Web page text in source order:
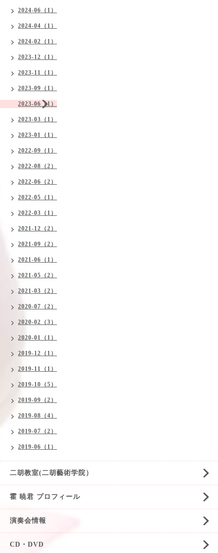
2024-06（1）
2024-04（1）
2024-02（1）
2023-12（1）
2023-11（1）
2023-09（1）
2023-06（1）
2023-03（1）
2023-01（1）
2022-09（1）
2022-08（2）
2022-06（2）
2022-05（1）
2022-03（1）
2021-12（2）
2021-09（2）
2021-06（1）
2021-05（2）
2021-03（2）
2020-07（2）
2020-02（3）
2020-01（1）
2019-12（1）
2019-11（1）
2019-10（5）
2019-09（2）
2019-08（4）
2019-07（2）
2019-06（1）
二胡教室(二胡藝術学院）
霍 暁君 プロフィール
演奏会情報
CD・DVD